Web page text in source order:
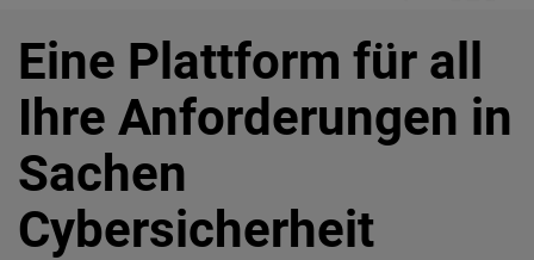
Eine Plattform für all
Ihre Anforderungen in
Sachen
Cybersicherheit